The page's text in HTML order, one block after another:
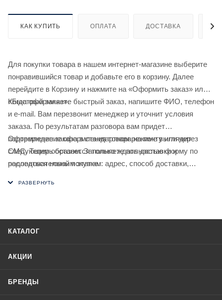
КАК КУПИТЬ ОПЛАТА ДОСТАВКА
Для покупки товара в нашем интернет-магазине выберите
понравившийся товар и добавьте его в корзину. Далее
перейдите в Корзину и нажмите на «Оформить заказ» или
«Быстрый заказ».
Когда оформляете быстрый заказ, напишите ФИО, телефон
и e-mail. Вам перезвонит менеджер и уточнит условия
заказа. По результатам разговора вам придет
подтверждение оформления товара на почту или через
СМС. Теперь останется только ждать доставки и
радоваться новой покупке.
Оформление заказа в стандартном режиме выглядит
следующим образом. Заполняете полностью форму по
последовательным этапам: адрес, способ доставки,
КАТАЛОГ
АКЦИИ
БРЕНДЫ